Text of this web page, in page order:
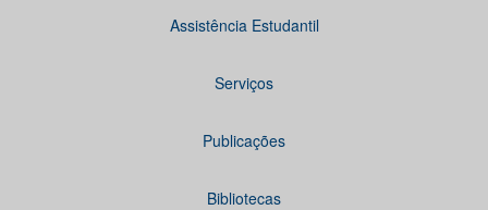
Assistência Estudantil
Serviços
Publicações
Bibliotecas